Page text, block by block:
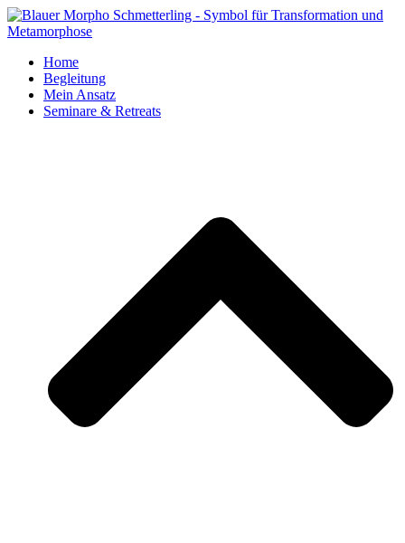
Home
Begleitung
Mein Ansatz
Seminare & Retreats